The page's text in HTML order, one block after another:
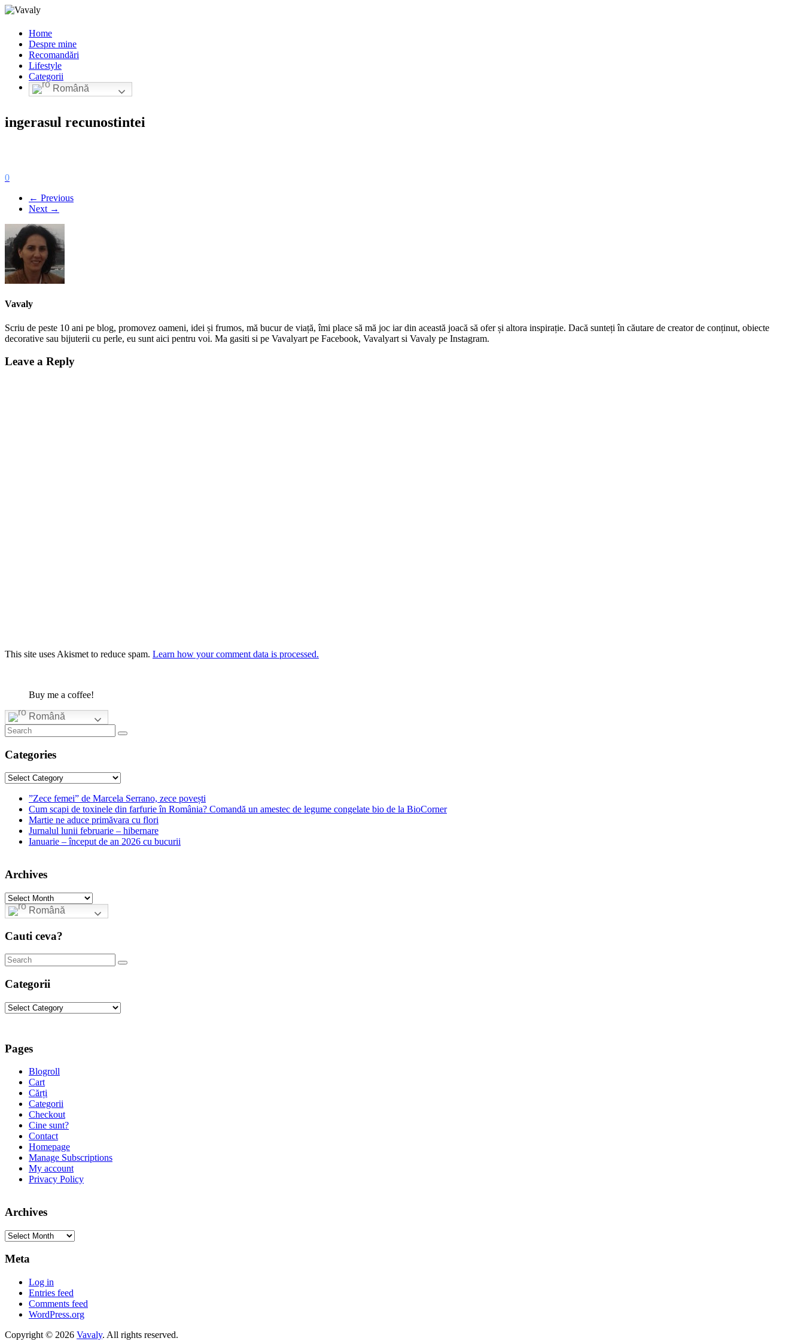
Home
Despre mine
Recomandări
Lifestyle
Categorii
Română
ingerasul recunostintei
0
← Previous
Next →
Vavaly
Scriu de peste 10 ani pe blog, promovez oameni, idei și frumos, mă bucur de viață, îmi place să mă joc iar din această joacă să ofer și altora inspirație. Dacă sunteți în căutare de creator de conținut, obiecte
decorative sau bijuterii cu perle, eu sunt aici pentru voi. Ma gasiti si pe Vavalyart pe Facebook, Vavalyart si Vavaly pe Instagram.
Leave a Reply
This site uses Akismet to reduce spam. Learn how your comment data is processed.
Buy me a coffee!
Română
Categories
Categories
”Zece femei” de Marcela Serrano, zece povești
Cum scapi de toxinele din farfurie în România? Comandă un amestec de legume congelate bio de la BioCorner
Martie ne aduce primăvara cu flori
Jurnalul lunii februarie – hibernare
Ianuarie – început de an 2026 cu bucurii
Archives
Archives
Română
Cauti ceva?
Categorii
Categorii
Pages
Blogroll
Cart
Cărți
Categorii
Checkout
Cine sunt?
Contact
Homepage
Manage Subscriptions
My account
Privacy Policy
Archives
Archives
Meta
Log in
Entries feed
Comments feed
WordPress.org
Copyright © 2026 Vavaly. All rights reserved.